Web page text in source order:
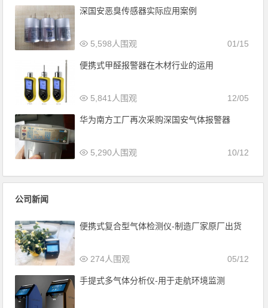
深国安恶臭传感器实际应用案例
01/15
5,598人围观
便携式甲醛报警器在木材行业的运用
12/05
5,841人围观
华为南方工厂再次采购深国安气体报警器
10/12
5,290人围观
公司新闻
便携式复合型气体检测仪-制造厂家原厂出货
05/12
274人围观
手提式多气体分析仪-用于走航环境监测